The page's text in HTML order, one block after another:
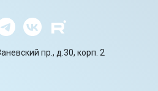
пр., д.30, корп. 2